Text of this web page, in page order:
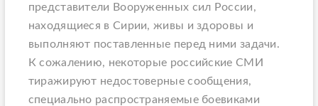
представители Вооруженных сил России,
находящиеся в Сирии, живы и здоровы и
выполняют поставленные перед ними задачи.
К сожалению, некоторые российские СМИ
тиражируют недостоверные сообщения,
специально распространяемые боевиками